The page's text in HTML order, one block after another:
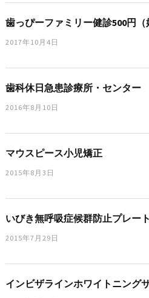
歯っぴーファミリー健診500円（
2017年10月4日
歯科休日急患診療所・センター
2016年8月10日
マウスピース小児矯正
2015年8月3日
いびき無呼吸症候群防止プレート
2015年7月29日
インビザラインホワイトニング